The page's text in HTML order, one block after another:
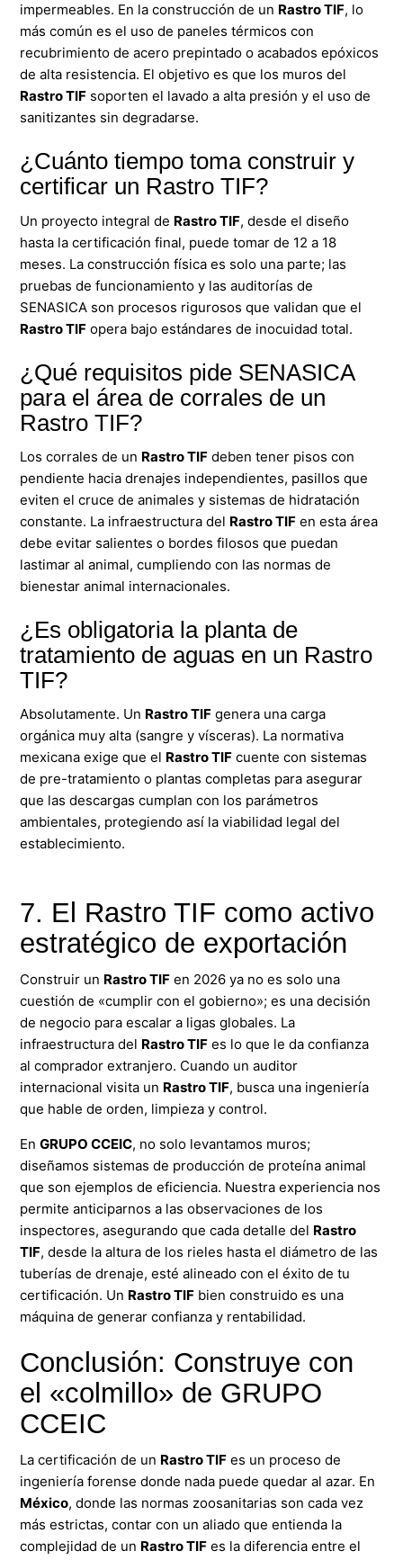
impermeables. En la construcción de un Rastro TIF, lo
más común es el uso de paneles térmicos con
recubrimiento de acero prepintado o acabados epóxicos
de alta resistencia. El objetivo es que los muros del
Rastro TIF soporten el lavado a alta presión y el uso de
sanitizantes sin degradarse.
¿Cuánto tiempo toma construir y
certificar un Rastro TIF?
Un proyecto integral de Rastro TIF, desde el diseño
hasta la certificación final, puede tomar de 12 a 18
meses. La construcción física es solo una parte; las
pruebas de funcionamiento y las auditorías de
SENASICA son procesos rigurosos que validan que el
Rastro TIF opera bajo estándares de inocuidad total.
¿Qué requisitos pide SENASICA
para el área de corrales de un
Rastro TIF?
Los corrales de un Rastro TIF deben tener pisos con
pendiente hacia drenajes independientes, pasillos que
eviten el cruce de animales y sistemas de hidratación
constante. La infraestructura del Rastro TIF en esta área
debe evitar salientes o bordes filosos que puedan
lastimar al animal, cumpliendo con las normas de
bienestar animal internacionales.
¿Es obligatoria la planta de
tratamiento de aguas en un Rastro
TIF?
Absolutamente. Un Rastro TIF genera una carga
orgánica muy alta (sangre y vísceras). La normativa
mexicana exige que el Rastro TIF cuente con sistemas
de pre-tratamiento o plantas completas para asegurar
que las descargas cumplan con los parámetros
ambientales, protegiendo así la viabilidad legal del
establecimiento.
7. El Rastro TIF como activo
estratégico de exportación
Construir un Rastro TIF en 2026 ya no es solo una
cuestión de «cumplir con el gobierno»; es una decisión
de negocio para escalar a ligas globales. La
infraestructura del Rastro TIF es lo que le da confianza
al comprador extranjero. Cuando un auditor
internacional visita un Rastro TIF, busca una ingeniería
que hable de orden, limpieza y control.
EnGRUPO CCEIC, no solo levantamos muros;
diseñamos sistemas de producción de proteína animal
que son ejemplos de eficiencia. Nuestra experiencia nos
permite anticiparnos a las observaciones de los
inspectores, asegurando que cada detalle del Rastro
TIF, desde la altura de los rieles hasta el diámetro de las
tuberías de drenaje, esté alineado con el éxito de tu
certificación. Un Rastro TIF bien construido es una
máquina de generar confianza y rentabilidad.
Conclusión: Construye con
el «colmillo» de GRUPO
CCEIC
La certificación de un Rastro TIF es un proceso de
ingeniería forense donde nada puede quedar al azar. En
México, donde las normas zoosanitarias son cada vez
más estrictas, contar con un aliado que entienda la
complejidad de un Rastro TIF es la diferencia entre el